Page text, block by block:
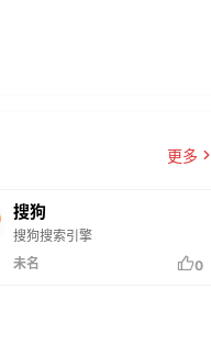
更多
搜狗
搜狗搜索引擎
未名
0